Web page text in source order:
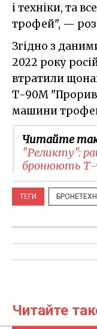
і техніки, та
трофей", —
Згідно з
2022 року
втратили
Т-90М
машини
Читайте
"Реликту":
бронюють
ТЕГИ
Читайте